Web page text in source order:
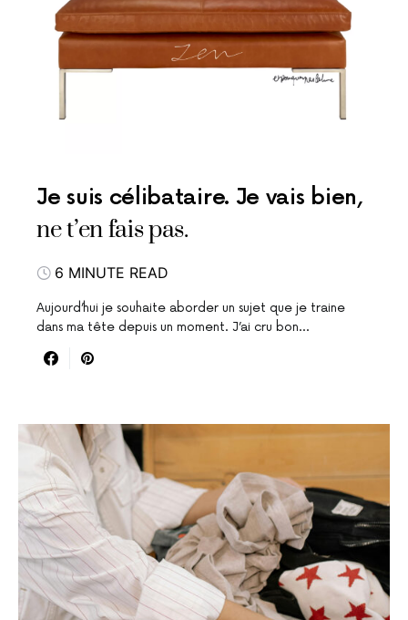
Je suis célibataire. Je vais bien,
ne t’en fais pas.
6 MINUTE READ
Aujourd’hui je souhaite aborder un sujet que je traine
dans ma tête depuis un moment. J’ai cru bon…